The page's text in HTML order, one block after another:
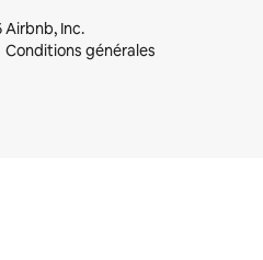
Inc.
Conditions générales